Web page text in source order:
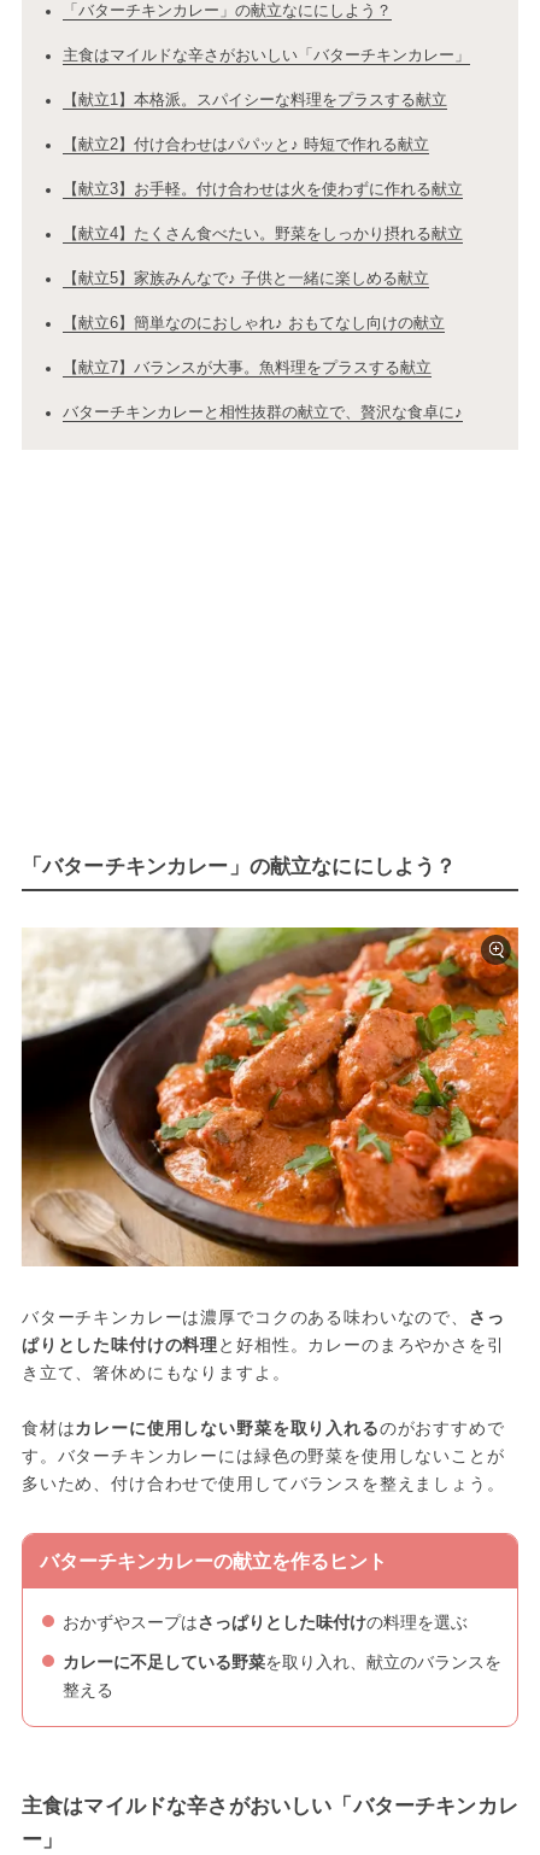
「バターチキンカレー」の献立なににしよう？
主食はマイルドな辛さがおいしい「バターチキンカレー」
【献立1】本格派。スパイシーな料理をプラスする献立
【献立2】付け合わせはパパッと♪ 時短で作れる献立
【献立3】お手軽。付け合わせは火を使わずに作れる献立
【献立4】たくさん食べたい。野菜をしっかり摂れる献立
【献立5】家族みんなで♪ 子供と一緒に楽しめる献立
【献立6】簡単なのにおしゃれ♪ おもてなし向けの献立
【献立7】バランスが大事。魚料理をプラスする献立
バターチキンカレーと相性抜群の献立で、贅沢な食卓に♪
「バターチキンカレー」の献立なににしよう？
バターチキンカレーは濃厚でコクのある味わいなので、 さっ
ぱりとした味付けの料理と好相性。カレーのまろやかさを引
き立て、箸休めにもなりますよ。
食材はカレーに使用しない野菜を取り入れるのがおすすめで
す。バターチキンカレーには緑色の野菜を使用しないことが
多いため、付け合わせで使用してバランスを整えましょう。
バターチキンカレーの献立を作るヒント
おかずやスープはさっぱりとした味付けの料理を選ぶ
カレーに不足している野菜を取り入れ、献立のバランスを
整える
主食はマイルドな辛さがおいしい「バターチキンカレ
ー」